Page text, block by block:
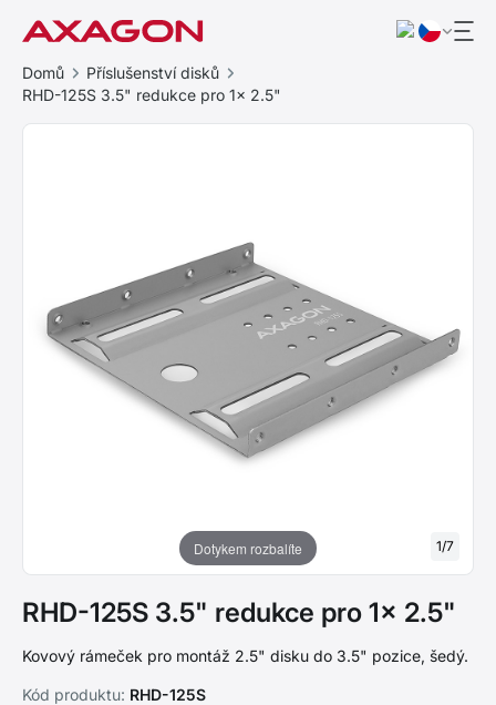
Domů
Příslušenství disků
RHD-125S 3.5" redukce pro 1x 2.5"
Dotykem rozbalíte 1/7
RHD-125S 3.5" redukce pro 1x 2.5"
Kovový rámeček pro montáž 2.5" disku do 3.5" pozice, šedý.
Kód produktu: RHD-125S